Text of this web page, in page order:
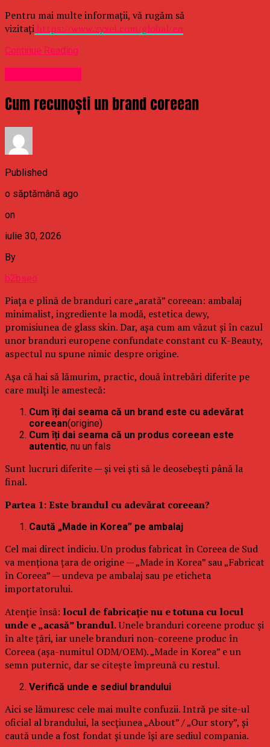
Pentru mai multe informații, vă rugăm să
vizitațihttps://www.zyxel.com/global/en
Continue Reading
Cum recunoști un brand coreean
Published
o săptămână ago
on
iulie 30, 2026
By
b2bseo
Piața e plină de branduri care „arată” coreean: ambalaj
minimalist, ingrediente la modă, estetica dewy,
promisiunea de glass skin. Dar, așa cum am văzut și în cazul
unor branduri europene confundate constant cu K-Beauty,
aspectul nu spune nimic despre origine.
Așa că hai să lămurim, practic, două întrebări diferite pe
care mulți le amestecă:
Cum îți dai seama că un brand este cu adevărat
coreean(origine)
Cum îți dai seama că un produs coreean este
autentic, nu un fals
Sunt lucruri diferite — și vei ști să le deosebești până la
final.
Partea 1: Este brandul cu adevărat coreean?
Caută „Made in Korea” pe ambalaj
Cel mai direct indiciu. Un produs fabricat în Coreea de Sud
va menționa țara de origine — „Made in Korea” sau „Fabricat
în Coreea” — undeva pe ambalaj sau pe eticheta
importatorului.
Atenție însă: locul de fabricație nu e totuna cu locul
unde e „acasă” brandul.Unele branduri coreene produc și
în alte țări, iar unele branduri non-coreene produc în
Coreea (așa-numitul ODM/OEM). „Made in Korea” e un
semn puternic, dar se citește împreună cu restul.
Verifică unde e sediul brandului
Aici se lămuresc cele mai multe confuzii. Intră pe site-ul
oficial al brandului, la secțiunea „About” / „Our story”, și
caută unde a fost fondat și unde își are sediul compania.